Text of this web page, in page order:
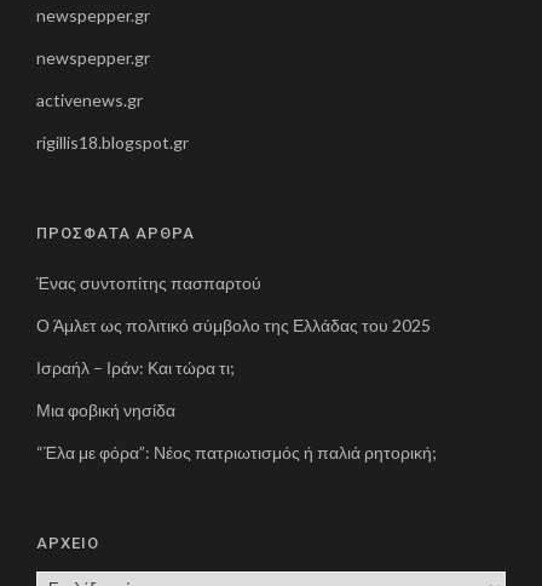
newspepper.gr
newspepper.gr
activenews.gr
rigillis18.blogspot.gr
ΠΡΟΣΦΑΤΑ ΑΡΘΡΑ
Ένας συντοπίτης πασπαρτού
Ο Άμλετ ως πολιτικό σύμβολο της Ελλάδας του 2025
Ισραήλ – Ιράν: Και τώρα τι;
Μια φοβική νησίδα
“Έλα με φόρα”: Νέος πατριωτισμός ή παλιά ρητορική;
ΑΡΧΕΙΟ